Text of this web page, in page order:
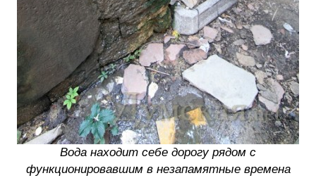
Вода находит себе дорогу рядом с
функционировавшим в незапамятные времена